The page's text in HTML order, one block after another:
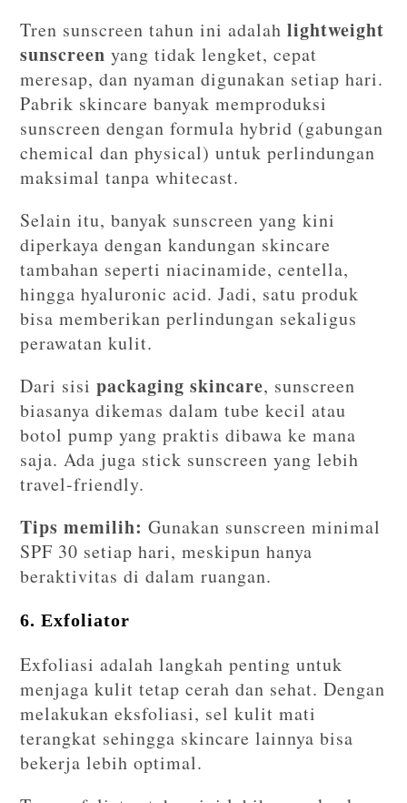
Tren sunscreen tahun ini adalahlightweight
sunscreen yang tidak lengket, cepat
meresap, dan nyaman digunakan setiap hari.
Pabrik skincare banyak memproduksi
sunscreen dengan formula hybrid (gabungan
chemical dan physical) untuk perlindungan
maksimal tanpa whitecast.
Selain itu, banyak sunscreen yang kini
diperkaya dengan kandungan skincare
tambahan seperti niacinamide, centella,
hingga hyaluronic acid. Jadi, satu produk
bisa memberikan perlindungan sekaligus
perawatan kulit.
Dari sisipackaging skincare, sunscreen
biasanya dikemas dalam tube kecil atau
botol pump yang praktis dibawa ke mana
saja. Ada juga stick sunscreen yang lebih
travel-friendly.
Tips memilih: Gunakan sunscreen minimal
SPF 30 setiap hari, meskipun hanya
beraktivitas di dalam ruangan.
6. Exfoliator
Exfoliasi adalah langkah penting untuk
menjaga kulit tetap cerah dan sehat. Dengan
melakukan eksfoliasi, sel kulit mati
terangkat sehingga skincare lainnya bisa
bekerja lebih optimal.